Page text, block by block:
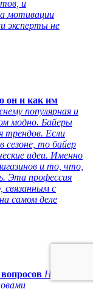
и
мотивации
эксперты не
он и как им
популярная и
модно. Байеры
трендов. Если
сезоне, то байер
идеи. Именно
и то, что,
Эта профессия
связанным с
самом деле
Нет